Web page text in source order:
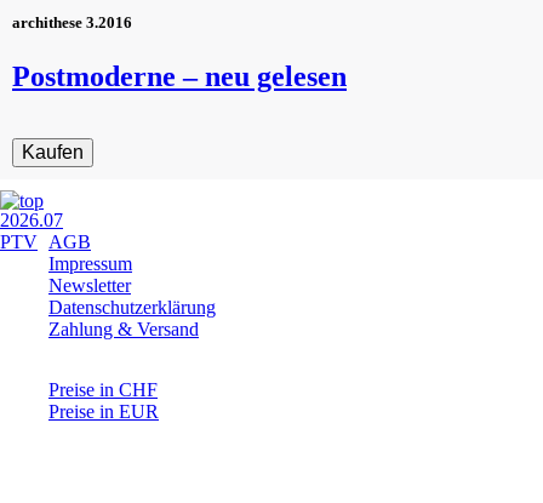
archithese 3.2016
Postmoderne – neu gelesen
Navigation
überspringen
AGB
Impressum
Newsletter
Datenschutzerklärung
Zahlung & Versand
Preise in CHF
Preise in EUR